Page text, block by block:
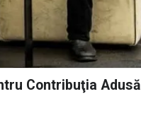
Contribuţia Adusă